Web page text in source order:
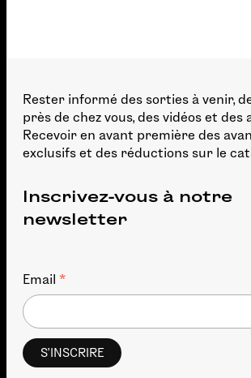
Rester informé des sorties à venir,
près de chez vous, des vidéos et des
Recevoir en avant première des
exclusifs et des réductions sur le
Inscrivez-vous à notre
newsletter
Email *